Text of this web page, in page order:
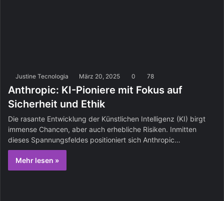
Justine Tecnologia März 20, 2025 0 78
Anthropic: KI-Pioniere mit Fokus auf
Sicherheit und Ethik
Die rasante Entwicklung der Künstlichen Intelligenz (KI) birgt
immense Chancen, aber auch erhebliche Risiken. Inmitten
dieses Spannungsfeldes positioniert sich Anthropic…
Mehr lesen »